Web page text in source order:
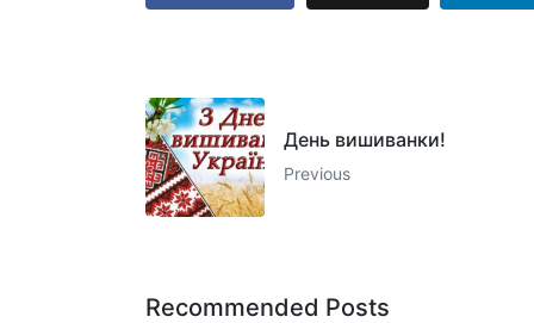
День вишиванки!
Previous
Recommended Posts